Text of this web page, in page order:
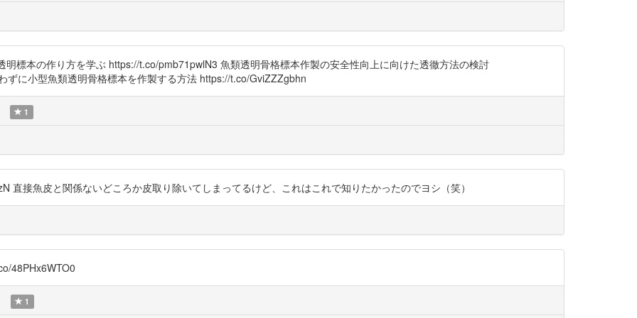
標本の作り方を学ぶ https://t.co/pmb71pwlN3 魚類透明骨格標本作製の安全性向上に向けた透徹方法の検討
に小型魚類透明骨格標本を作製する方法 https://t.co/GviZZZgbhn
1
直接魚皮と関係ないどころか皮取り除いてしまってるけど、これはこれで知りたかったのでヨシ（笑）
48PHx6WTO0
1